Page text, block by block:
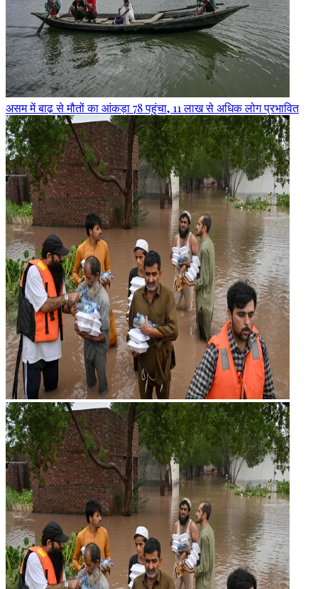
असम में बाढ़ से मौतों का आंकड़ा 78 पहुंचा, 11 लाख से अधिक लोग प्रभावित